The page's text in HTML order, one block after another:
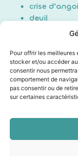
Pour offrir les
stocker et/ou accéder
consentir nous
comportement de
pas consentir ou de
sur certaines
crise
deuil
hypnose
maigrir /
Non classé
poids du
Sommeil/